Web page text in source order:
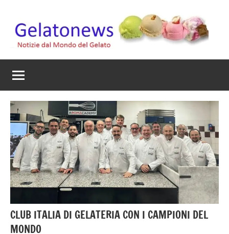
contenuto
Gelato
News
mondo
del
gelato
artigianale
CLUB ITALIA DI GELATERIA CON I CAMPIONI DEL
MONDO